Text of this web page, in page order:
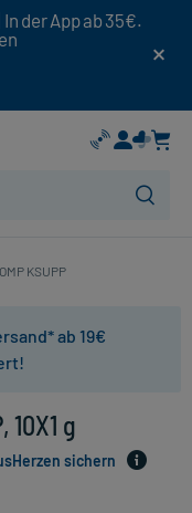
der App ab 35€.
KSUPP
ab 19€
10X1 g
sichern